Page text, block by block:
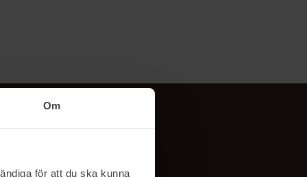
Om
för att du ska kunna
Følg oss